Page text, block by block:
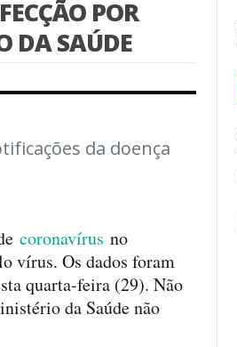
POR
DA SAÚDE
da doença
coronavírus no
vírus. Os dados foram
quarta-feira (29). Não
da Saúde não